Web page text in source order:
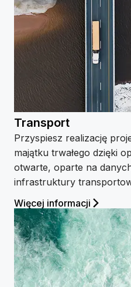
Transport
Przyspiesz realizację
majątku trwałego dzięki
otwarte, oparte na
infrastruktury
Więcej informacji